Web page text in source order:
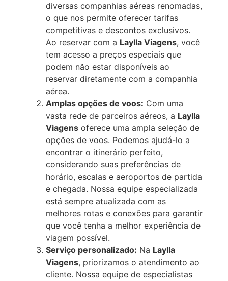
diversas companhias aéreas renomadas,
o que nos permite oferecer tarifas
competitivas e descontos exclusivos.
Ao reservar com a Laylla Viagens, você
tem acesso a preços especiais que
podem não estar disponíveis ao
reservar diretamente com a companhia
aérea.
Amplas opções de voos: Com uma
vasta rede de parceiros aéreos, a Laylla
Viagens oferece uma ampla seleção de
opções de voos. Podemos ajudá-lo a
encontrar o itinerário perfeito,
considerando suas preferências de
horário, escalas e aeroportos de partida
e chegada. Nossa equipe especializada
está sempre atualizada com as
melhores rotas e conexões para garantir
que você tenha a melhor experiência de
viagem possível.
Serviço personalizado: Na Laylla
Viagens, priorizamos o atendimento ao
cliente. Nossa equipe de especialistas